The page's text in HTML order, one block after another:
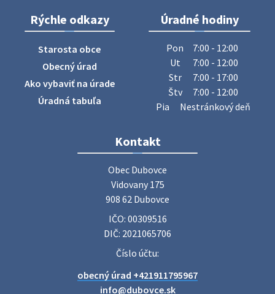
Rýchle odkazy
Starosta obce
Obecný úrad
Ako vybaviť na úrade
Úradná tabuľa
Úradné hodiny
Pon
7:00 - 12:00
Ut
7:00 - 12:00
Str
7:00 - 17:00
Štv
7:00 - 12:00
Pia
Nestránkový deň
Kontakt
Obec Dubovce
Vidovany 175
908 62 Dubovce
IČO: 00309516
DIČ: 2021065706
Číslo účtu:
obecný úrad +421911795967
info@dubovce.sk